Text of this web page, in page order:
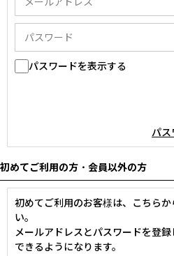
パスワードを表示する
パス
初めてご利用の方・会員以外の方
初めてご利用のお客様は、こちら
い。
メールアドレスとパスワードを登
できるようになります。